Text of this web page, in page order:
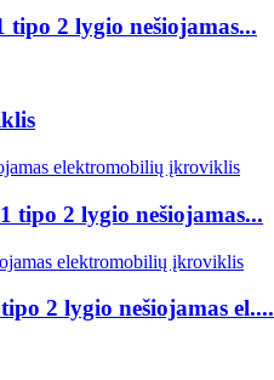
2 lygio nešiojamas...
tipo 2 lygio nešiojamas...
2 lygio nešiojamas el....